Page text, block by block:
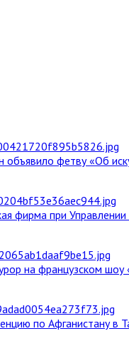
объявило фетву «Об
фирма при
на французском шоу
по Афганистану в